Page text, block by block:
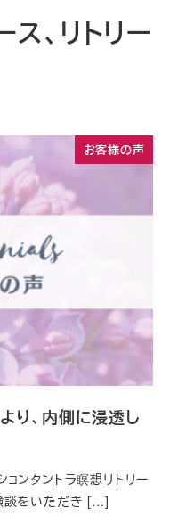
、リトリー
お客様の声
り、内側に浸透し
ョンタントラ瞑想リトリー
談をいただき […]